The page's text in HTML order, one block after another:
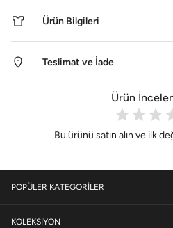
Ürün Bilgileri
Teslimat ve İade
Ürün
Bu ürünü satın alın ve ilk
POPÜLER KATEGORİLER
KOLEKSİYON